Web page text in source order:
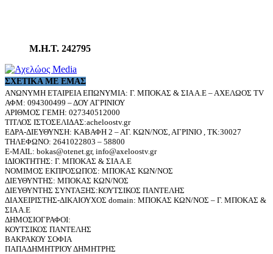
Μ.Η.Τ. 242795
ΣΧΕΤΙΚΆ ΜΕ ΕΜΆΣ
ΑΝΩΝΥΜΗ ΕΤΑΙΡΕΙΑ ΕΠΩΝΥΜΙΑ: Γ. ΜΠΟΚΑΣ & ΣΙΑ Α.Ε – ΑΧΕΛΩΟΣ TV
ΑΦΜ: 094300499 – ΔΟΥ ΑΓΡΙΝΙΟΥ
ΑΡΙΘΜΟΣ ΓΕΜΗ: 027340512000
ΤΙΤΛΟΣ ΙΣΤΟΣΕΛΙΔΑΣ:acheloostv.gr
ΕΔΡΑ-ΔΙΕΥΘΥΝΣΗ: ΚΑΒΑΦΗ 2 – ΑΓ. ΚΩΝ/ΝΟΣ, ΑΓΡΙΝΙΟ , ΤΚ:30027
ΤΗΛΕΦΩΝΟ: 2641022803 – 58800
E-MAIL: bokas@otenet.gr, info@axeloostv.gr
ΙΔΙΟΚΤΗΤΗΣ: Γ. ΜΠΟΚΑΣ & ΣΙΑ Α.Ε
ΝΟΜΙΜΟΣ ΕΚΠΡΟΣΩΠΟΣ: ΜΠΟΚΑΣ ΚΩΝ/ΝΟΣ
ΔΙΕΥΘΥΝΤΗΣ: ΜΠΟΚΑΣ ΚΩΝ/ΝΟΣ
ΔΙΕΥΘΥΝΤΗΣ ΣΥΝΤΑΞΗΣ:ΚΟΥΤΣΙΚΟΣ ΠΑΝΤΕΛΗΣ
ΔΙΑΧΕΙΡΙΣΤΗΣ-ΔΙΚΑΙΟΥΧΟΣ domain: ΜΠΟΚΑΣ ΚΩΝ/ΝΟΣ – Γ. ΜΠΟΚΑΣ &
ΣΙΑ Α.Ε
ΔΗΜΟΣΙΟΓΡΑΦΟΙ:
ΚΟΥΤΣΙΚΟΣ ΠΑΝΤΕΛΗΣ
ΒΑΚΡΑΚΟΥ ΣΟΦΙΑ
ΠΑΠΑΔΗΜΗΤΡΙΟΥ ΔΗΜΗΤΡΗΣ